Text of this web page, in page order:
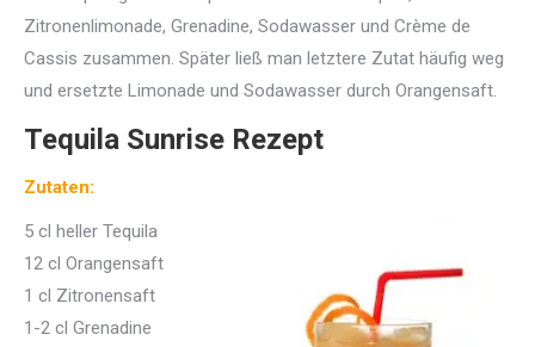
Zitronenlimonade, Grenadine, Sodawasser und Crème de
Cassis zusammen. Später ließ man letztere Zutat häufig weg
und ersetzte Limonade und Sodawasser durch Orangensaft.
Tequila Sunrise Rezept
Zutaten:
5 cl heller Tequila
12 cl Orangensaft
1 cl Zitronensaft
1-2 cl Grenadine